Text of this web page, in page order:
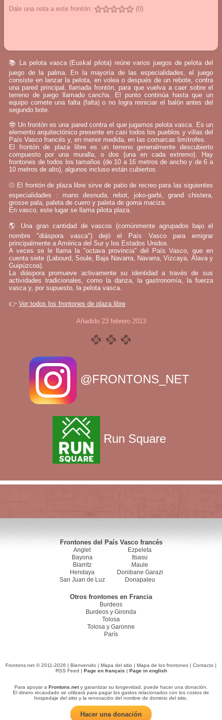
Dale una nota a este frontón: (0)
📚 La pelota vasca (Euskal pilota) reúne varios juegos de pelota del
juego de la palma. En la mayoría de las especialidades, el juego
consiste en lanzar la pelota, en volea o después de un rebote, contra
una pared principal, llamada frontón, para que vuelva a caer sobre el
terreno de juego llamado cancha. El punto continúa hasta que un
equipo comete una falta (falta) o no logra reiniciar el balón antes del
segundo bote.
🤓 Un frontón es una pared contra el que jugamos pelota vasca. Es un
elemento arquitectónico presente en casi todos los pueblos y villas del
País Vasco francés y, en menor medida, en las comarcas limítrofes.
El frontón de plaza libre es un terreno generalmente descubierto
compuesto por una muralla, o dos (una en cada extremo). Hay
frontones de todos los tamaños (de 10 a 16 metros de ancho y de 6 a
10 metros de alto), algunos incluso están cubiertos.
⚾ El frontón de plaza libre sirve de patio de recreo para las siguientes
especialidades : mano desnuda, rebot, joko-garbi, grand chistera,
grosse pala, paleta de cuero y paleta de goma maciza.
En vasco, este lugar se llama pilota plaza.
🌎 Una gran cantidad de vascos (comúnmente agrupados bajo el
nombre "diáspora vasca") dejó el País Vasco para emigrar
principalmente a América del Sur y los Estados Unidos.
A veces se le llama la "octava provincia" del País Vasco, que en
cuenta siete (Labourd, Soule, Baja Navarra, Navarra, Vizcaya, Álava y
Guipúzcoa).
La diáspora promueve activamente su identidad a través de sus
actividades tradicionales, como la danza, la gastronomía, la fuerza
vasca y, por supuesto, la pelota vasca.
👉 Ver todos los frontones de plaza libre
Añadido 23 febrero 2013
@FRONTONS_NET
Run Square
Frontones del País Vasco francés
Anglet
Bayona
Biarritz
Hendaya
San Juan de Luz
Ezpeleta
Itsasu
Maule
Donibane Garazi
Donapaleu
Otros frontones en Francia
Burdeos
Burdeos y Gironda
Tolosa
Tolosa y Garonne
París
Frontons.net © 2011-2026 | Bienvenido | Mapa del sitio | Mapa de los frontones | Contacto |
RSS Feed | Page en français | Page in english
Para apoyar a Frontons.nety garantizar su longevidad, puede hacer una donación.
El dinero recaudado se utilizará para pagar los gastos relacionados con los costos de
hospedaje del sitio y la renovación del nombre de dominio del sitio.
Hacer una donación